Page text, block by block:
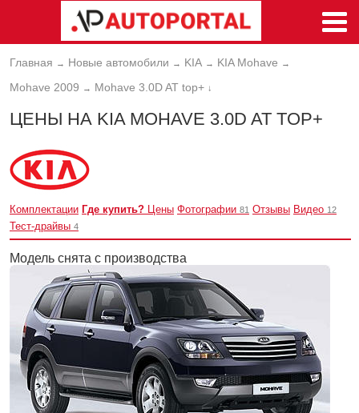
Главная → Новые автомобили → KIA → KIA Mohave →
Mohave 2009 → Mohave 3.0D AT top+ ↓
ЦЕНЫ НА KIA MOHAVE 3.0D AT TOP+
Комплектации Где купить? Цены Фотографии 81 Отзывы Видео 12
Тест-драйвы 4
Модель снята с производства